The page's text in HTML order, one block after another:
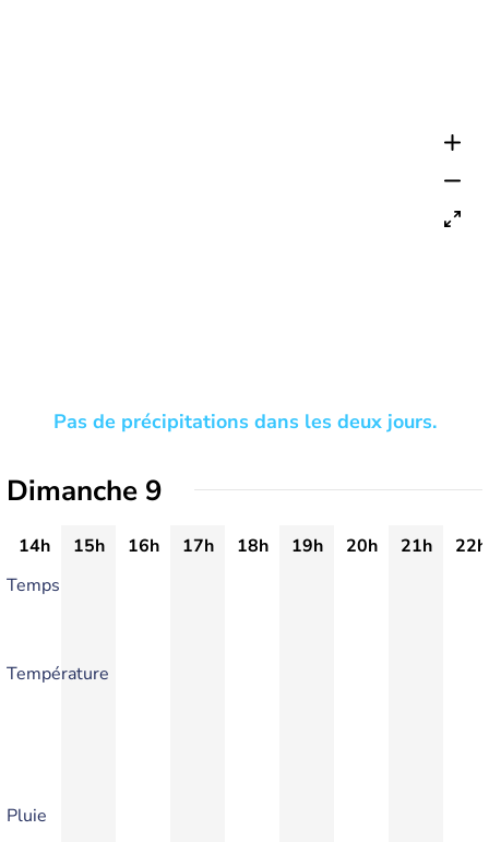
Pas de précipitations dans les deux jours.
Dimanche 9
14h 15h 16h 17h 18h 19h 20h 21h
22h
Temps
Température
Pluie